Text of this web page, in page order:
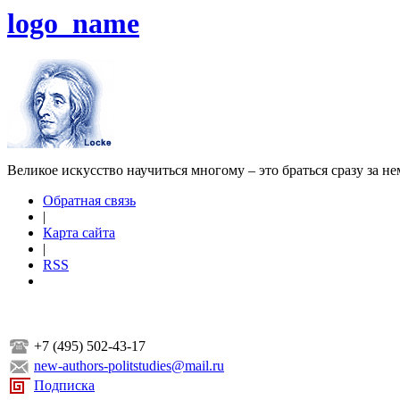
logo_name
Великое искусство научиться многому – это браться сразу за
Обратная связь
|
Карта сайта
|
RSS
+7 (495) 502-43-17
new-authors-politstudies@mail.ru
Подписка